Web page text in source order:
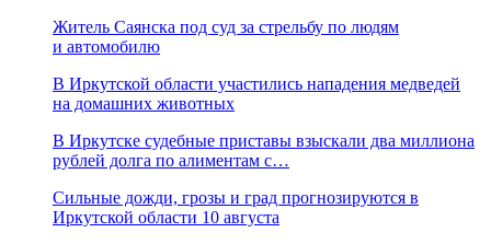
Житель Саянска под суд за стрельбу по людям
и автомобилю
В Иркутской области участились нападения медведей
на домашних животных
В Иркутске судебные приставы взыскали два миллиона
рублей долга по алиментам с…
Сильные дожди, грозы и град прогнозируются в
Иркутской области 10 августа